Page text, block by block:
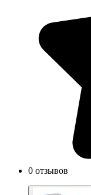
0 отзывов